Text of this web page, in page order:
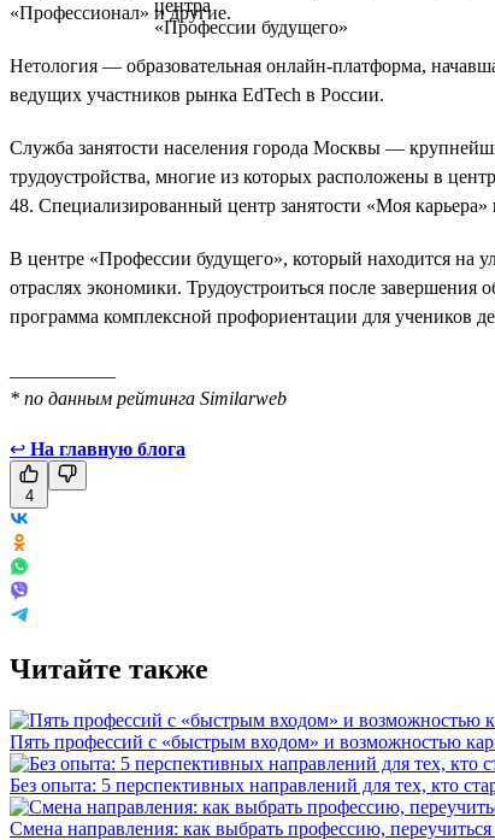
«Профессионал» и другие.
Нетология — образовательная онлайн-платформа,
ведущих участников рынка EdTech в России.
Служба занятости населения города Москвы —
трудоустройства, многие из которых расположены в
48. Специализированный центр занятости «Моя
В центре «Профессии будущего», который находится на
отраслях экономики. Трудоустроиться после завершения
программа комплексной профориентации для учеников
* по данным рейтинга Similarweb
↩ На главную блога
4
Читайте также
Пять профессий с «быстрым входом» и возможностью
Без опыта: 5 перспективных направлений для тех, кто
Смена направления: как выбрать профессию,